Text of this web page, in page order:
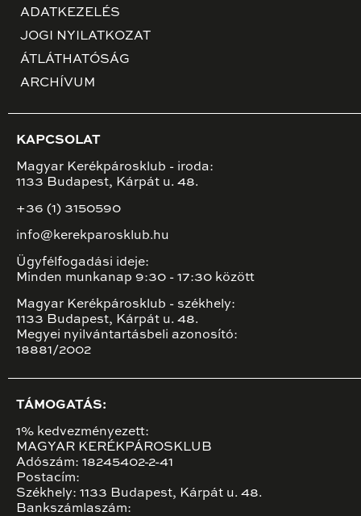
ADATKEZELÉS
JOGI NYILATKOZAT
ÁTLÁTHATÓSÁG
ARCHÍVUM
KAPCSOLAT
Magyar Kerékpárosklub - iroda:
1133 Budapest, Kárpát u. 48.
+36 (1) 3150590
info@kerekparosklub.hu
Ügyfélfogadási ideje:
Minden munkanap 9:30 - 17:30 között
Magyar Kerékpárosklub - székhely:
1133 Budapest, Kárpát u. 48.
Megyei nyilvántartásbeli azonosító:
18881/2002
TÁMOGATÁS:
1% kedvezményezett:
MAGYAR KERÉKPÁROSKLUB
Adószám: 18245402-2-41
Postacím:
Székhely: 1133 Budapest, Kárpát u. 48.
Bankszámlaszám: